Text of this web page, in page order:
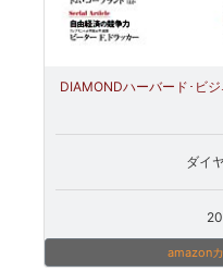
DIAMONDハーバード･ビ
ダイ
amazon